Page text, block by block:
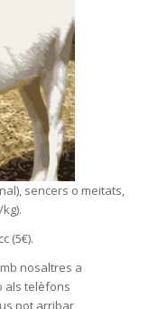
sencers o meitats,
(5€).
nosaltres a
als telèfons
pot arribar